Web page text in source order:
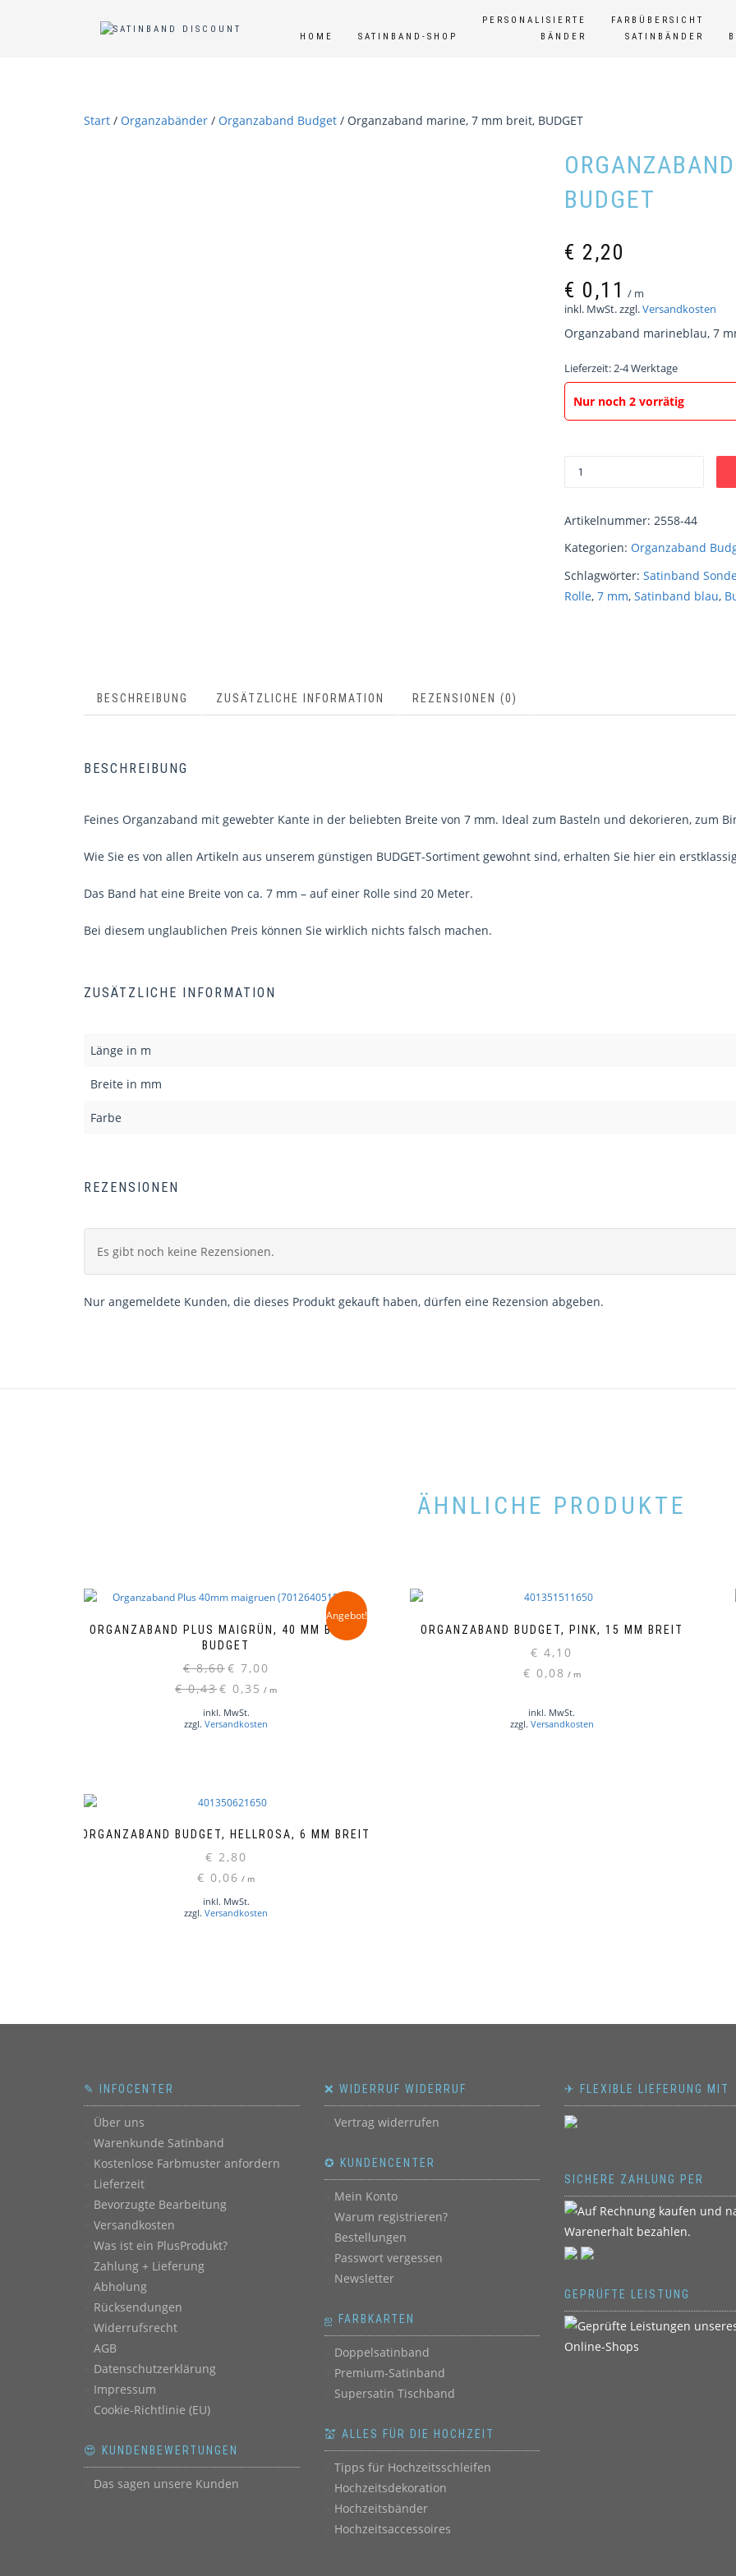
HOME SATINBAND-SHOP
PERSONALISIERTE
BÄNDER
FARBÜBERSICHT
SATINBÄNDER
Start / Organzabänder / Organzaband Budget / Organzaband marine, 7 mm breit, BUDGET
BUDGET
€ 2,20
€ 0,11 / m
inkl. MwSt.zzgl.Versandkosten
Organzaband marineblau, 7
Lieferzeit:2-4 Werktage
Nur noch 2 vorrätig
Artikelnummer: 2558-44
Kategorien: Organzaband
Schlagwörter: Satinband
Rolle, 7 mm, Satinband blau,
BESCHREIBUNG ZUSÄTZLICHE INFORMATION REZENSIONEN (0)
BESCHREIBUNG
Feines Organzaband mit gewebter Kante in der beliebten Breite von 7 mm. Ideal zum Basteln und dekorieren, zum
Wie Sie es von allen Artikeln aus unserem günstigen BUDGET-Sortiment gewohnt sind, erhalten Sie hier ein
Das Band hat eine Breite von ca. 7 mm – auf einer Rolle sind 20 Meter.
Bei diesem unglaublichen Preis können Sie wirklich nichts falsch machen.
ZUSÄTZLICHE INFORMATION
Länge in m
Breite in mm
Farbe
REZENSIONEN
Es gibt noch keine Rezensionen.
Nur angemeldete Kunden, die dieses Produkt gekauft haben, dürfen eine Rezension abgeben.
ÄHNLICHE PRODUKTE
ORGANZABAND PLUS MAIGRÜN, 40 MM BREIT,
BUDGET
Angebot!
€8,60Ursprünglicher
Preis
€ 8,60
€ 7,00
€0,43€ 0,35 / m
inkl. MwSt.
zzgl.Versandkosten
ORGANZABAND BUDGET, PINK, 15 MM BREIT
€ 4,10
€ 0,08 / m
inkl. MwSt.
zzgl. Versandkosten
ORGANZABAND BUDGET, HELLROSA, 6 MM BREIT
€ 2,80
€ 0,06 / m
inkl. MwSt.
zzgl.Versandkosten
✎ INFOCENTER
Über uns
Warenkunde Satinband
Kostenlose Farbmuster anfordern
Lieferzeit
Bevorzugte Bearbeitung
Versandkosten
Was ist ein PlusProdukt?
Zahlung + Lieferung
Abholung
Rücksendungen
Widerrufsrecht
AGB
Datenschutzerklärung
Impressum
Cookie-Richtlinie (EU)
😍 KUNDENBEWERTUNGEN
Das sagen unsere Kunden
❌ WIDERRUF WIDERRUF
Vertrag widerrufen
✪ KUNDENCENTER
Mein Konto
Warum registrieren?
Bestellungen
Passwort vergessen
Newsletter
ஐ FARBKARTEN
Doppelsatinband
Premium-Satinband
Supersatin Tischband
💒 ALLES FÜR DIE HOCHZEIT
Tipps für Hochzeitsschleifen
Hochzeitsdekoration
Hochzeitsbänder
Hochzeitsaccessoires
✈ FLEXIBLE LIEFERUNG MIT
SICHERE ZAHLUNG PER
GEPRÜFTE LEISTUNG